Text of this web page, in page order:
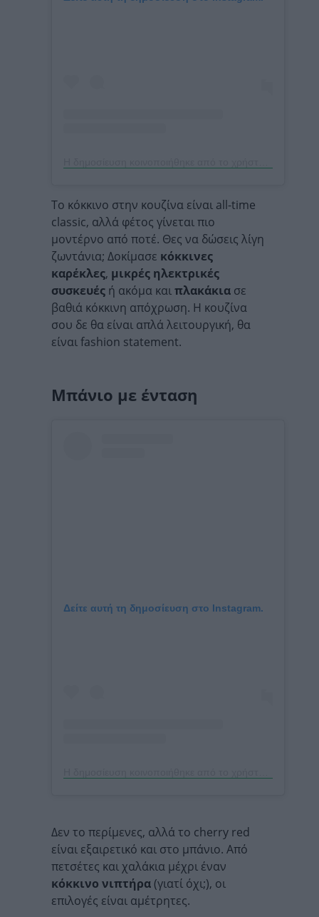
Το κόκκινο στην κουζίνα είναι all-time
classic, αλλά φέτος γίνεται πιο
μοντέρνο από ποτέ. Θες να δώσεις λίγη
ζωντάνια; Δοκίμασε κόκκινες
καρέκλες, μικρές ηλεκτρικές
συσκευές ή ακόμα καιπλακάκια σε
βαθιά κόκκινη απόχρωση. Η κουζίνα
σου δε θα είναι απλά λειτουργική, θα
είναι fashion statement.
Μπάνιο με ένταση
Δείτε αυτή τη δημοσίευση στο Instagram.
Δεν το περίμενες, αλλά το cherry red
είναι εξαιρετικό και στο μπάνιο. Από
πετσέτες και χαλάκια μέχρι έναν
κόκκινο νιπτήρα (γιατί όχι;), οι
επιλογές είναι αμέτρητες.